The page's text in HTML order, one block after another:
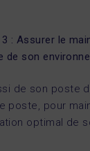
: Assurer le
de son
de son poste
poste, pour
optimal de